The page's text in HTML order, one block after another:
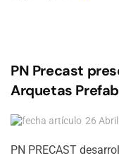
PN Precast
Arquetas
26
PN PRECAST